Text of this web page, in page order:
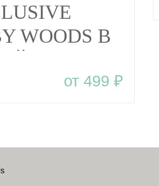
WOODS В
от 499 ₽